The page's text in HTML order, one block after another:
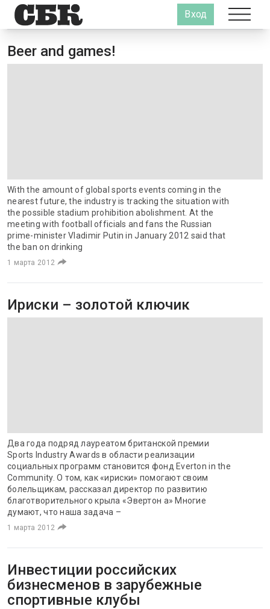
Вход
Beer and games!
With the amount of global sports events coming in the
nearest future, the industry is tracking the situation with
the possible stadium prohibition abolishment. At the
meeting with football officials and fans the Russian
prime-minister Vladimir Putin in January 2012 said that
the ban on drinking
1 марта 2012
Ириски – золотой ключик
Два года подряд лауреатом британской премии
Sports Industry Awards в области реализации
социальных программ становится фонд Everton in the
Community. О том, как «ириски» помогают своим
болельщикам, рассказал директор по развитию
благотворительного крыла «Эвертон а» Многие
думают, что наша задача –
1 марта 2012
Инвестиции российских
бизнесменов в зарубежные
спортивные клубы